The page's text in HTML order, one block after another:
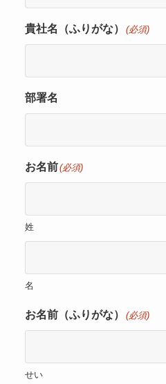
貴社名（ふりがな） (必須)
部署名
お名前(必須)
姓
名
お名前（ふりがな） (必須)
せい